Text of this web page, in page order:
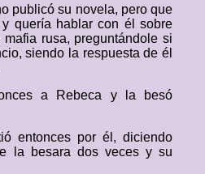
publicó su novela, pero que
quería hablar con él sobre
rusa, preguntándole si
siendo la respuesta de él
a Rebeca y la besó
entonces por él, diciendo
la besara dos veces y su